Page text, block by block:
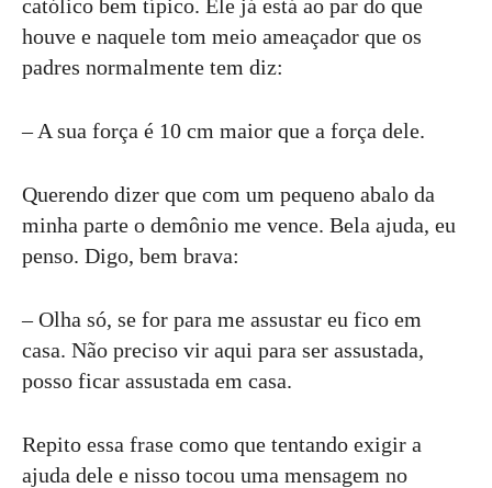
católico bem típico. Ele já está ao par do que
houve e naquele tom meio ameaçador que os
padres normalmente tem diz:
– A sua força é 10 cm maior que a força dele.
Querendo dizer que com um pequeno abalo da
minha parte o demônio me vence. Bela ajuda, eu
penso. Digo, bem brava:
– Olha só, se for para me assustar eu fico em
casa. Não preciso vir aqui para ser assustada,
posso ficar assustada em casa.
Repito essa frase como que tentando exigir a
ajuda dele e nisso tocou uma mensagem no